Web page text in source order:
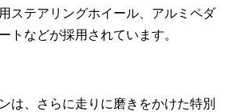
ステアリングホイール、アルミペダ
トなどが採用されています。
は、さらに走りに磨きをかけた特別